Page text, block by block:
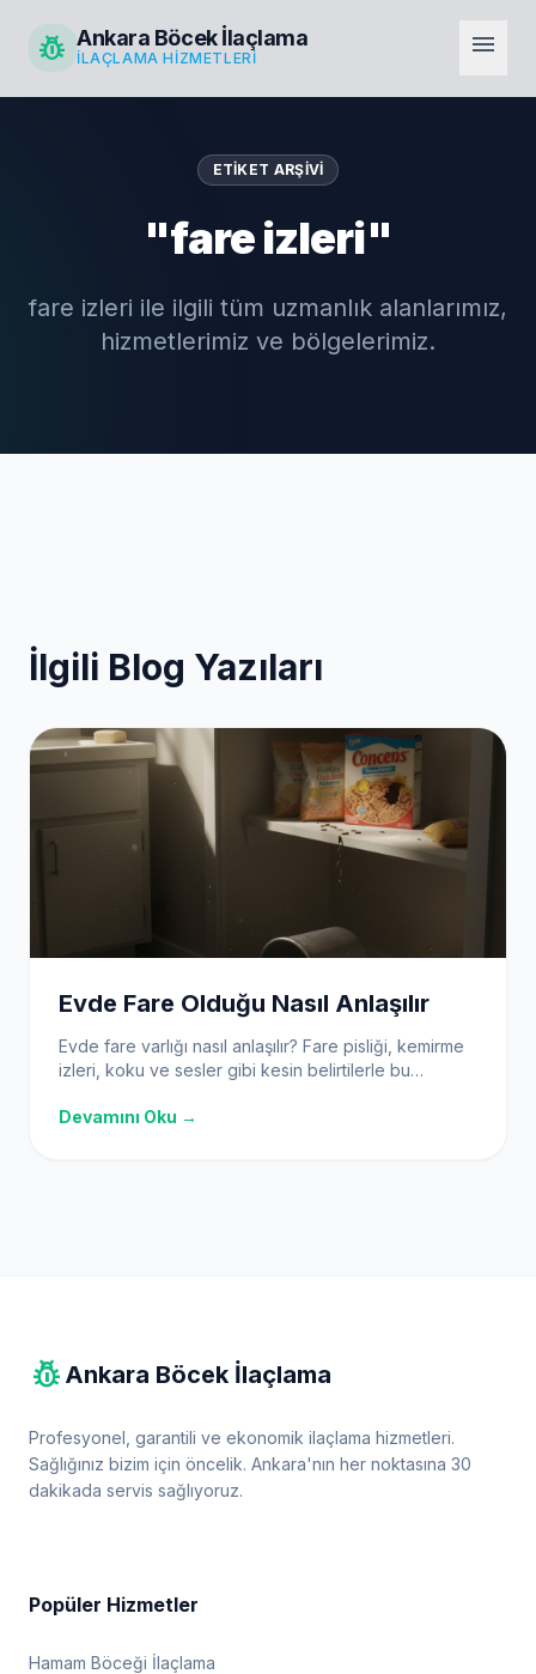
pest_control Ankara Böcek İlaçlama
İLAÇLAMA HIZMETLERI menu
ETIKET ARŞIVI
"fare izleri"
fare izleri ile ilgili tüm uzmanlık alanlarımız,
hizmetlerimiz ve bölgelerimiz.
İlgili Blog Yazıları
Evde Fare Olduğu Nasıl Anlaşılır
Evde fare varlığı nasıl anlaşılır? Fare pisliği, kemirme
izleri, koku ve sesler gibi kesin belirtilerle bu
Devamını Oku →
pest_control Ankara Böcek İlaçlama
Profesyonel, garantili ve ekonomik ilaçlama hizmetleri.
Sağlığınız bizim için öncelik. Ankara'nın her noktasına 30
dakikada servis sağlıyoruz.
Popüler Hizmetler
Hamam Böceği İlaçlama